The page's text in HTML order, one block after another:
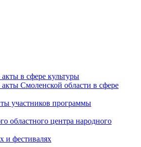
в сфере культуры
Смоленской области в сфере
участников программы
областного центра народного
и фестивалях